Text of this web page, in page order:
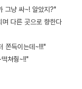
그냥 싸~! 알았지?"
다른 곳으로 향한다
쫀득이는데~!!!"
쳐줭~!!"